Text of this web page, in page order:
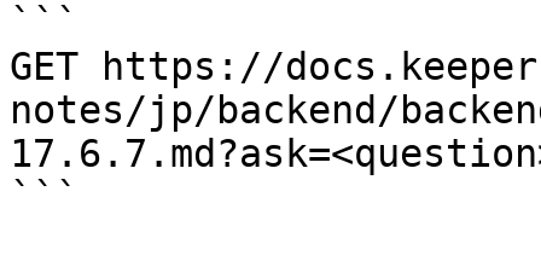
```
GET https://
notes/jp/backend/
```